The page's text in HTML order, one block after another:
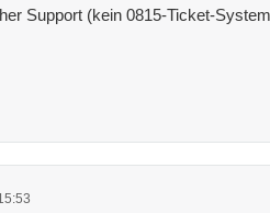
Support (kein 0815-Ticket-